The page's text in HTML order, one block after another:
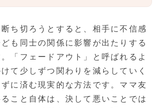
ち切ろうとすると、相手に不信感
も同士の関係に影響が出たりする
「フェードアウト」と呼ばれるよ
て少しずつ関わりを減らしていく
に済む現実的な方法です。ママ友
こと自体は、決して悪いことでは